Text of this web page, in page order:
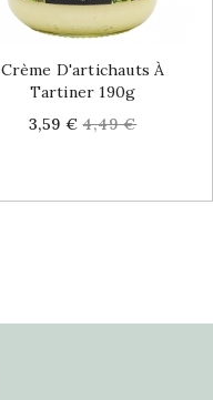
Crème D'artichauts À
Tartiner 190g
Price
3,59 € Regular
4,49 €